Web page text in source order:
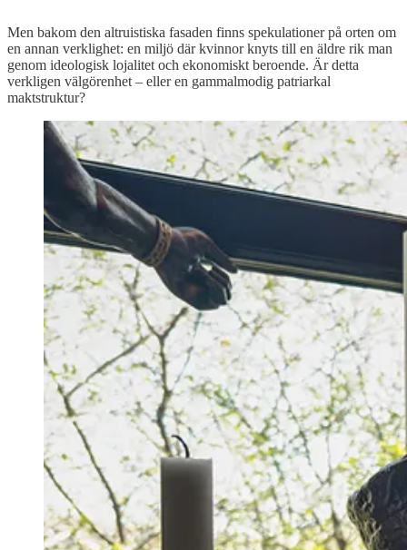
Men bakom den altruistiska fasaden finns spekulationer på orten om
en annan verklighet: en miljö där kvinnor knyts till en äldre rik man
genom ideologisk lojalitet och ekonomiskt beroende. Är detta
verkligen välgörenhet – eller en gammalmodig patriarkal
maktstruktur?